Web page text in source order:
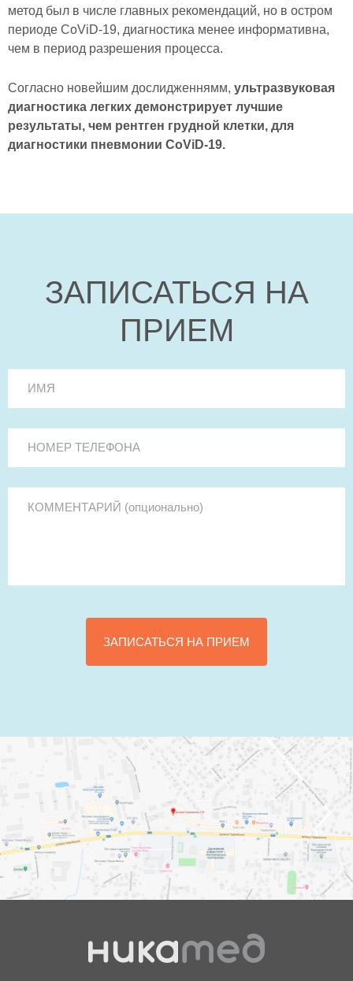
метод был в числе главных рекомендаций, но в остром
периоде CoViD-19, диагностика менее информативна,
чем в период разрешения процесса.
Согласно новейшим дослидженнямм, ультразвуковая
диагностика легких демонстрирует лучшие
результаты, чем рентген грудной клетки, для
диагностики пневмонии CoViD-19.
ЗАПИСАТЬСЯ НА
ПРИЕМ